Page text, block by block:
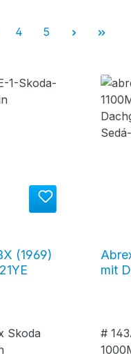
Seite
4 Seite
5
(1969)
Skoda
mit
#